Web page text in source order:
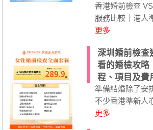
香港婚前檢查
服務比較｜港人
更多
深圳婚前檢查
看的婚檢攻略
程、項目及費
準備結婚除了安
不少香港準新人
更多